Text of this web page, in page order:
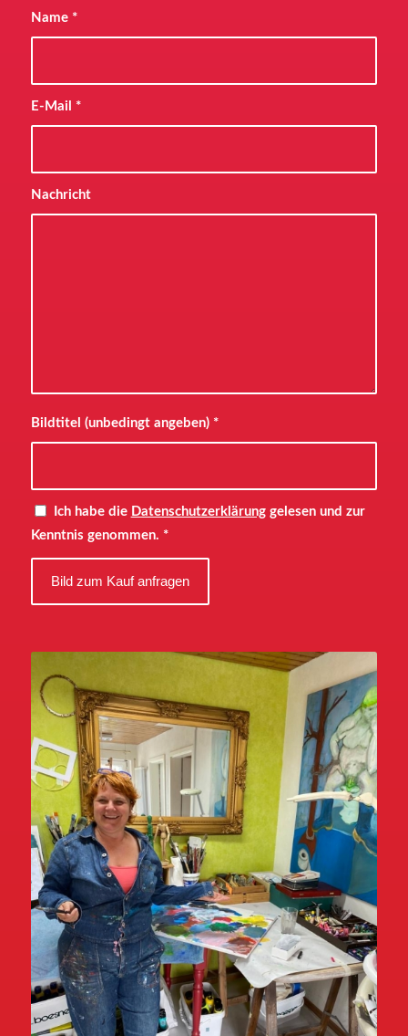
Name *
E-Mail *
Nachricht
Bildtitel (unbedingt angeben) *
Ich habe die Datenschutzerklärunggelesen und zur
Kenntnis genommen. *